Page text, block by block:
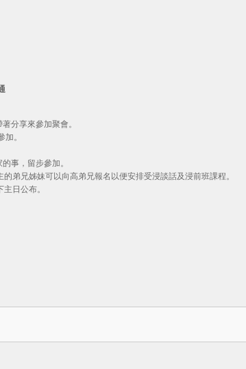
分享來參加聚會。
。
事，留步參加。
弟兄姊妹可以向高弟兄報名以便安排受浸談話及浸前班課程。
日公布。